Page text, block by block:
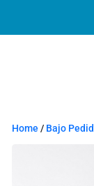
Home / Bajo